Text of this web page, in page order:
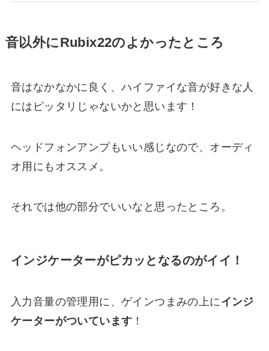
音以外にRubix22のよかったところ
音はなかなかに良く、ハイファイな音が好きな人
にはピッタリじゃないかと思います！
ヘッドフォンアンプもいい感じなので、オーディ
オ用にもオススメ。
それでは他の部分でいいなと思ったところ。
インジケーターがピカッとなるのがイイ！
入力音量の管理用に、ゲインつまみの上に インジ
ケーターがついています ！